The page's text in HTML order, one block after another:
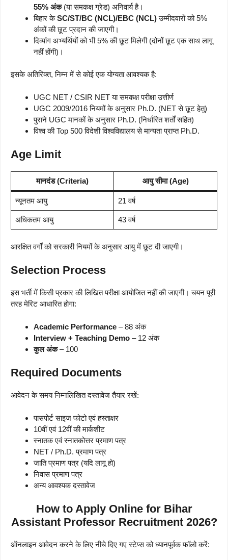
55% अंक(या समकक्ष ग्रेड) अनिवार्य है।
बिहार केSC/ST/BC (NCL)/EBC (NCL)उम्मीदवारों को 5%
अंकों की छूट प्रदान की जाएगी।
दिव्यांग अभ्यर्थियों को भी 5% की छूट मिलेगी (दोनों छूट एक साथ लागू
नहीं होंगी)।
इसके अतिरिक्त, निम्न में से कोई एक योग्यता आवश्यक है:
UGC NET / CSIR NET या समकक्ष परीक्षा उत्तीर्ण
UGC 2009/2016 नियमों के अनुसार Ph.D. (NET से छूट हेतु)
पुराने UGC मानकों के अनुसार Ph.D. (निर्धारित शर्तों सहित)
विश्व की Top 500 विदेशी विश्वविद्यालय से मान्यता प्राप्त Ph.D.
Age Limit
मानदंड (Criteria) आयु सीमा (Age)
न्यूनतम आयु 21 वर्ष
अधिकतम आयु 43 वर्ष
आरक्षित वर्गों को सरकारी नियमों के अनुसार आयु में छूट दी जाएगी।
Selection Process
इस भर्ती में किसी प्रकार की लिखित परीक्षा आयोजित नहीं की जाएगी। चयन पूरी
तरह मेरिट आधारित होगा:
Academic Performance – 88 अंक
Interview + Teaching Demo – 12 अंक
कुल अंक– 100
Required Documents
आवेदन के समय निम्नलिखित दस्तावेज तैयार रखें:
पासपोर्ट साइज फोटो एवं हस्ताक्षर
10वीं एवं 12वीं की मार्कशीट
स्नातक एवं स्नातकोत्तर प्रमाण पत्र
NET / Ph.D. प्रमाण पत्र
जाति प्रमाण पत्र (यदि लागू हो)
निवास प्रमाण पत्र
अन्य आवश्यक दस्तावेज
How to Apply Online for Bihar
Assistant Professor Recruitment 2026?
ऑनलाइन आवेदन करने के लिए नीचे दिए गए स्टेप्स को ध्यानपूर्वक फॉलो करें: